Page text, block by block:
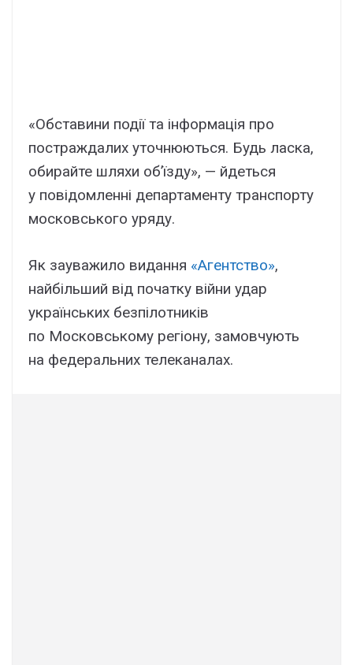
«Обставини події та інформація про
постраждалих уточнюються. Будь ласка,
обирайте шляхи об’їзду», — йдеться
у повідомленні департаменту транспорту
московського уряду.
Як зауважило видання «Агентство»,
найбільший від початку війни удар
українських безпілотників
по Московському регіону, замовчують
на федеральних телеканалах.